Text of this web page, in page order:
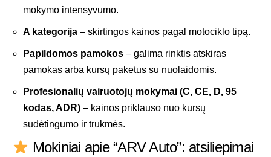
mokymo intensyvumo.
A kategorija – skirtingos kainos pagal motociklo tipą.
Papildomos pamokos – galima rinktis atskiras
pamokas arba kursų paketus su nuolaidomis.
Profesionalių vairuotojų mokymai (C, CE, D, 95
kodas, ADR) – kainos priklauso nuo kursų
sudėtingumo ir trukmės.
Mokiniai apie “ARV Auto”: atsiliepimai